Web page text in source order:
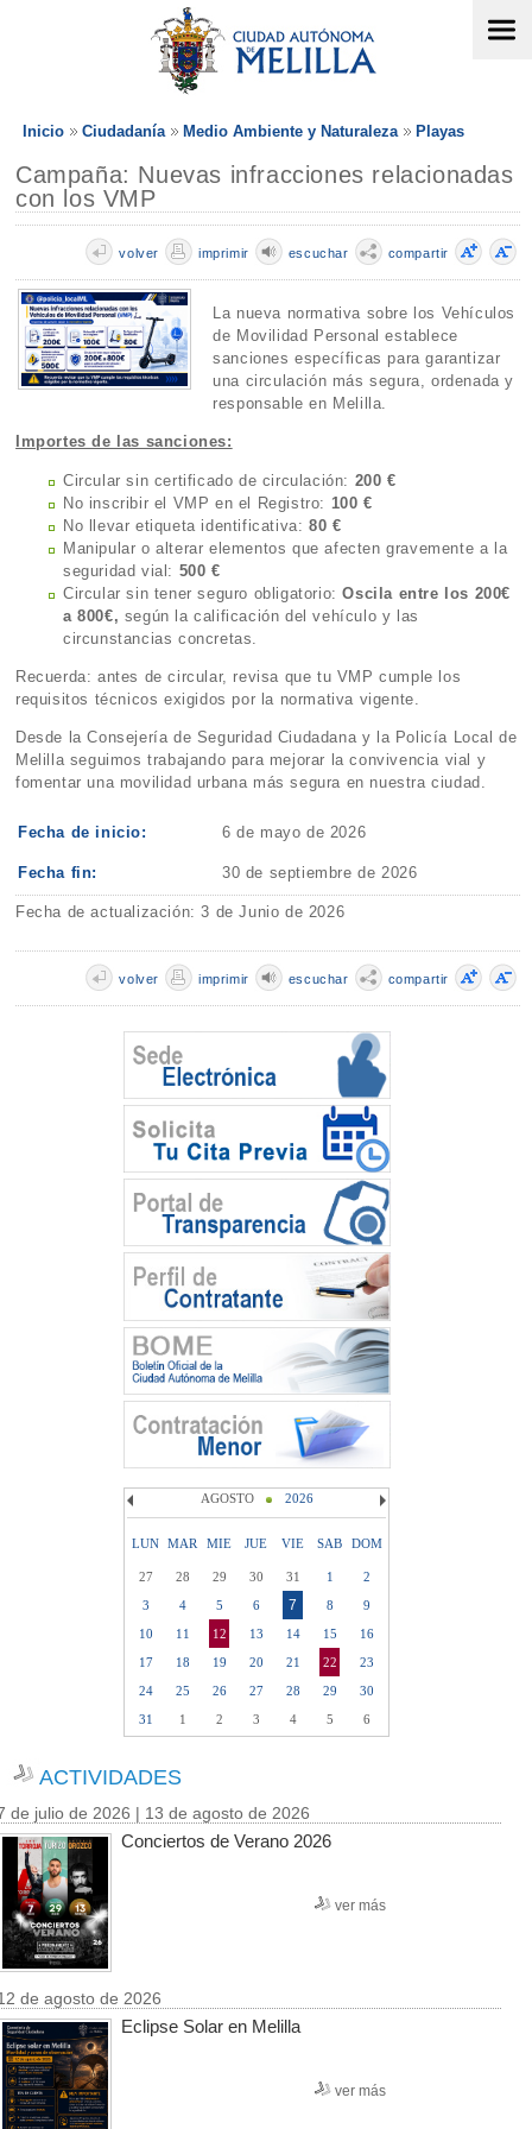
Inicio Ciudadanía Medio Ambiente y Naturaleza Playas
Campaña: Nuevas infracciones relacionadas
con los VMP
compartir
escuchar
imprimir
volver
La nueva normativa sobre los Vehículos
de Movilidad Personal establece
sanciones específicas para garantizar
una circulación más segura, ordenada y
responsable en Melilla.
Importes de las sanciones:
Circular sin certificado de circulación: 200 €
No inscribir el VMP en el Registro: 100 €
No llevar etiqueta identificativa:80 €
Manipular o alterar elementos que afecten gravemente a la
seguridad vial: 500 €
Circular sin tener seguro obligatorio:Oscila entre los 200€
a 800€, según la calificación del vehículo y las
circunstancias concretas.
Recuerda: antes de circular, revisa que tu VMP cumple los
requisitos técnicos exigidos por la normativa vigente.
Desde la Consejería de Seguridad Ciudadana y la Policía Local de
Melilla seguimos trabajando para mejorar la convivencia vial y
fomentar una movilidad urbana más segura en nuestra ciudad.
Fecha de inicio: 6 de mayo de 2026
Fecha fin: 30 de septiembre de 2026
Fecha de actualización: 3 de Junio de 2026
compartir
escuchar
imprimir
volver
AGOSTO 2026
LUN MAR MIE JUE VIE SAB DOM
27 28 29 30 31 1
2
3
4 5 6 7 8
9
10
11 12 13 14 15
16
17
18 19 20 21 22
23
24
25 26 27 28 29
30
31
1 2 3 4 5 6
ACTIVIDADES
de julio de 2026 | 13 de agosto de 2026
Conciertos de Verano 2026
ver más
de agosto de 2026
Eclipse Solar en Melilla
ver más